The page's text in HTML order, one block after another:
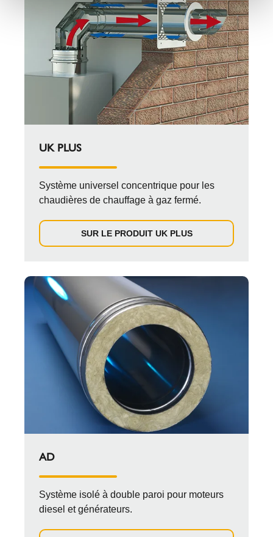
UK PLUS
Système universel concentrique pour les
chaudières de chauffage à gaz fermé.
SUR LE PRODUIT UK PLUS
AD
Système isolé à double paroi pour moteurs
diesel et générateurs.